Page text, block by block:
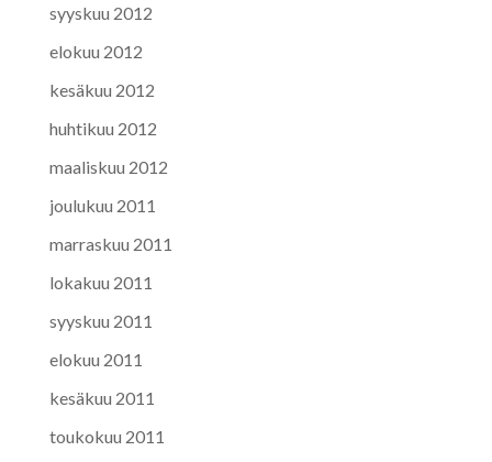
syyskuu 2012
elokuu 2012
kesäkuu 2012
huhtikuu 2012
maaliskuu 2012
joulukuu 2011
marraskuu 2011
lokakuu 2011
syyskuu 2011
elokuu 2011
kesäkuu 2011
toukokuu 2011